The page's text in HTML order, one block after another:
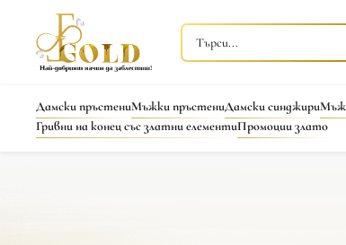
Дамски пръстениМъжки пръстениДамски синджири
Гривни на конец със златни елементиПромоции злато